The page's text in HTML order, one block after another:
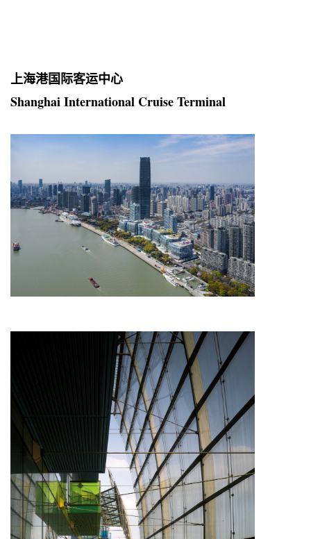
上海港国际客运中心
Shanghai International Cruise Terminal